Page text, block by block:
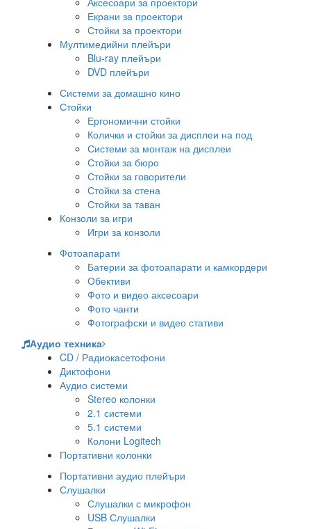
Екрани за проектори
Стойки за проектори
Мултимедийни плейъри
Blu-ray плейъри
DVD плейъри
Системи за домашно кино
Стойки
Ергономични стойки
Колички и стойки за дисплеи на под
Системи за монтаж на дисплеи
Стойки за бюро
Стойки за говорители
Стойки за стена
Стойки за таван
Конзоли за игри
Игри за конзоли
Фотоапарати
Батерии за фотоапарати и камкордери
Обективи
Фото и видео аксесоари
Фото чанти
Фотографски и видео стативи
Аудио техника
CD / Радиокасетофони
Диктофони
Аудио системи
Stereo колонки
2.1 системи
5.1 системи
Колони Logitech
Портативни колонки
Портативни аудио плейъри
Слушалки
Слушалки с микрофон
USB Слушалки